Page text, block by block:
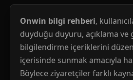
Onwin bilgi rehberi,
duyduğu duyuru, açıklama ve
bilgilendirme içeriklerini
içerisinde sunmak amacıyla
Böylece ziyaretçiler farklı